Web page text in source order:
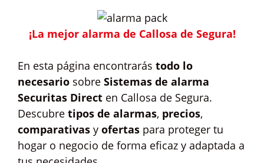
¡La mejor alarma de Callosa de Segura!
En esta página encontrarás todo lo
necesario sobre Sistemas de alarma
Securitas Direct en Callosa de Segura.
Descubre tipos de alarmas, precios,
comparativas y ofertas para proteger tu
hogar o negocio de forma eficaz y adaptada a